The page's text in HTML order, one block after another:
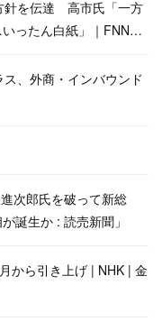
針を伝達 高市氏「一方
ったん白紙」｜FNN…
、外商・インバウンド
次郎氏を破って新総
誕生か : 読売新聞」
から引き上げ | NHK | 金